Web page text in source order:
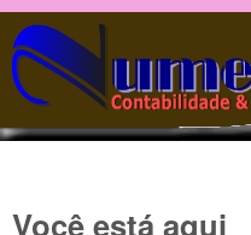
Pular para
Você está aqui